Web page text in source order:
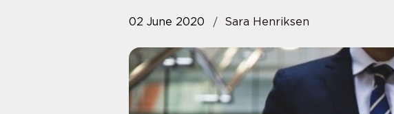
02 June 2020 Sara Henriksen